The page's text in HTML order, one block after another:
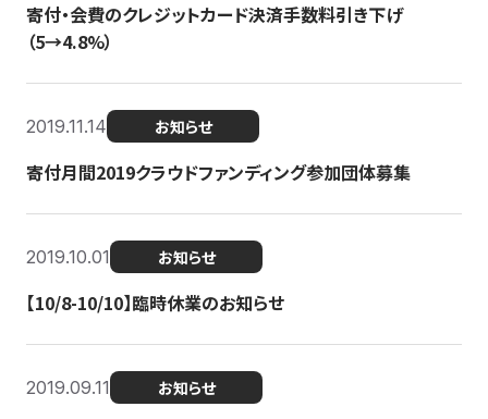
寄付・会費のクレジットカード決済手数料引き下げ
（5→4.8%）
2019.11.14 お知らせ
寄付月間2019クラウドファンディング参加団体募集
2019.10.01 お知らせ
【10/8-10/10】臨時休業のお知らせ
2019.09.11 お知らせ